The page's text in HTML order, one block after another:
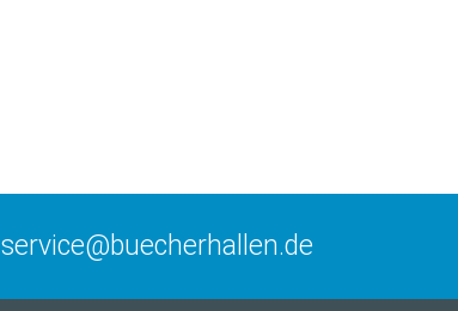
service@buecherhallen.de